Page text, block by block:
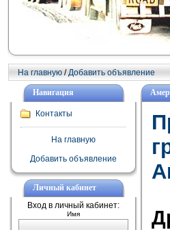
На главную /Добавить объявление
Навигация
Контакты
На главную
Добавить объявление
Личный кабинет
Вход в личный кабинет:
Имя